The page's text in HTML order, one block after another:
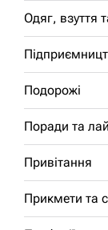
Одяг, взуття
Подорожі
Поради та
Привітання
Прикмети та